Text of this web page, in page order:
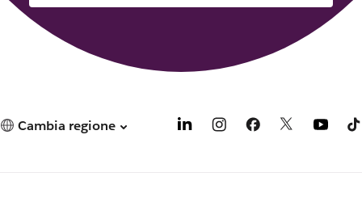
Cambia regione